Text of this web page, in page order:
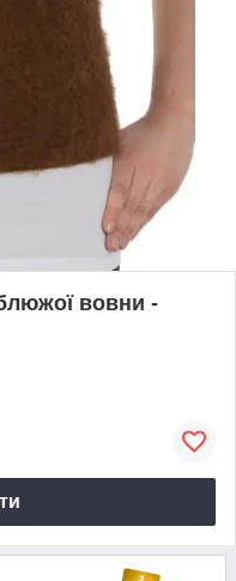
вовни -